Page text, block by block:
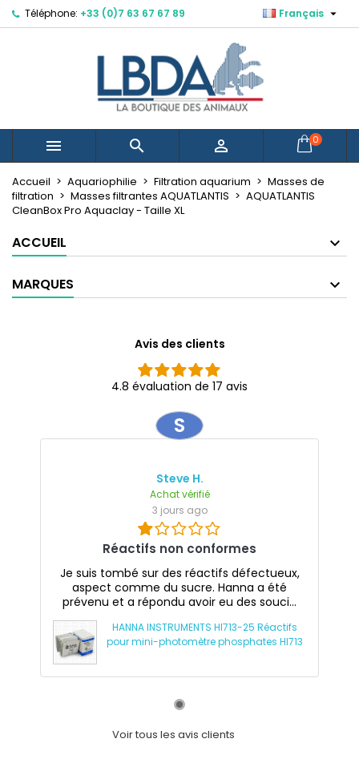
Téléphone: +33 (0)7 63 67 67 89 Français 
   0
Accueil Aquariophilie Filtration aquarium
Masses de
filtration
Masses filtrantes AQUATLANTIS
AQUATLANTIS
CleanBox Pro Aquaclay - Taille XL
ACCUEIL
MARQUES
Avis des clients
4.8 évaluation de 17 avis
S
Steve H.
Achat vérifié
3 jours ago
Réactifs non conformes
Je suis tombé sur des réactifs défectueux,
aspect comme du sucre. Hanna a été
prévenu et a répondu avoir eu des souci...
HANNA INSTRUMENTS HI713-25 Réactifs
pour mini-photomètre phosphates HI713
Voir tous les avis clients
Mes listes d'envies ×
Créer une nouvelle liste
Créer une liste d'envies ×
Nom de la liste d'envies
Annuler Créer une liste d'envies
Connexion ×
Vous devez être connecté pour ajouter des produits
à votre liste d'envies.
Annuler Connexion